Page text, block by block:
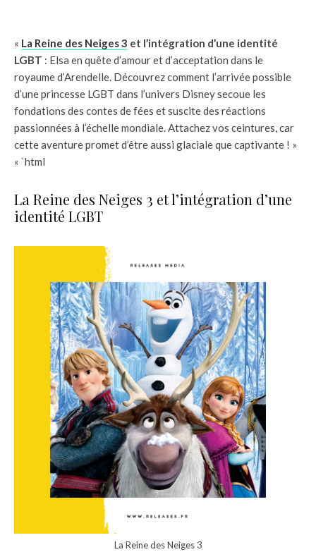
« La Reine des Neiges 3 et l’intégration d’une identité
LGBT : Elsa en quête d’amour et d’acceptation dans le
royaume d’Arendelle. Découvrez comment l’arrivée possible
d’une princesse LGBT dans l’univers Disney secoue les
fondations des contes de fées et suscite des réactions
passionnées à l’échelle mondiale. Attachez vos ceintures, car
cette aventure promet d’être aussi glaciale que captivante ! »
« `html
La Reine des Neiges 3 et l’intégration d’une
identité LGBT
La Reine des Neiges 3